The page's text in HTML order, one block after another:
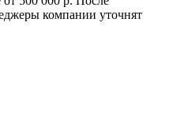
компании уточнят